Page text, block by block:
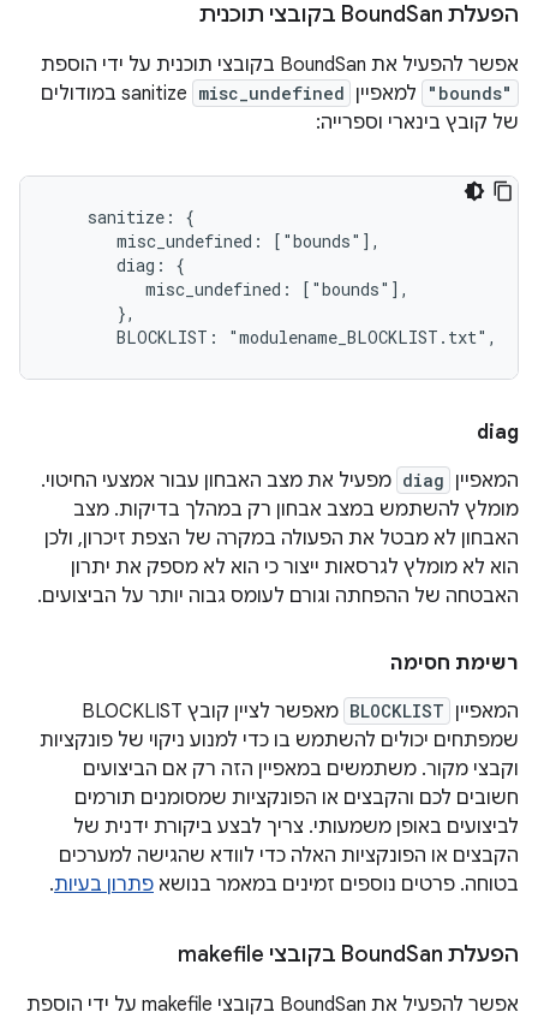
הפעלת Bound San בקובצי תוכנית
אפשר להפעיל את BoundSan בקובצי תוכנית על ידי הוספת
"bounds" למאפיין misc_undefined
sanitize במודולים
של קובץ בינארי וספרייה:
    sanitize: {
       misc_undefined: ["bounds"],
       diag: {
          misc_undefined: ["bounds"],
       },
       BLOCKLIST: "modulename_BLOCKLIST.txt",
diag
המאפיין diag מפעיל את מצב האבחון עבור אמצעי החיטוי.
מומלץ להשתמש במצב אבחון רק במהלך בדיקות. מצב
האבחון לא מבטל את הפעולה במקרה של הצפת זיכרון, ולכן
הוא לא מומלץ לגרסאות ייצור כי הוא לא מספק את יתרון
האבטחה של ההפחתה וגורם לעומס גבוה יותר על הביצועים.
רשימת חסימה
המאפיין BLOCKLIST
מאפשר לציין קובץ BLOCKLIST
שמפתחים יכולים להשתמש בו כדי למנוע ניקוי של פונקציות
וקבצי מקור. משתמשים במאפיין הזה רק אם הביצועים
חשובים לכם והקבצים או הפונקציות שמסומנים תורמים
לביצועים באופן משמעותי. צריך לבצע ביקורת ידנית של
הקבצים או הפונקציות האלה כדי לוודא שהגישה למערכים
בטוחה. פרטים נוספים זמינים במאמר בנושא פתרון בעיות.
הפעלת Bound San בקובצי makefile
אפשר להפעיל את BoundSan בקובצי makefile על ידי הוספת